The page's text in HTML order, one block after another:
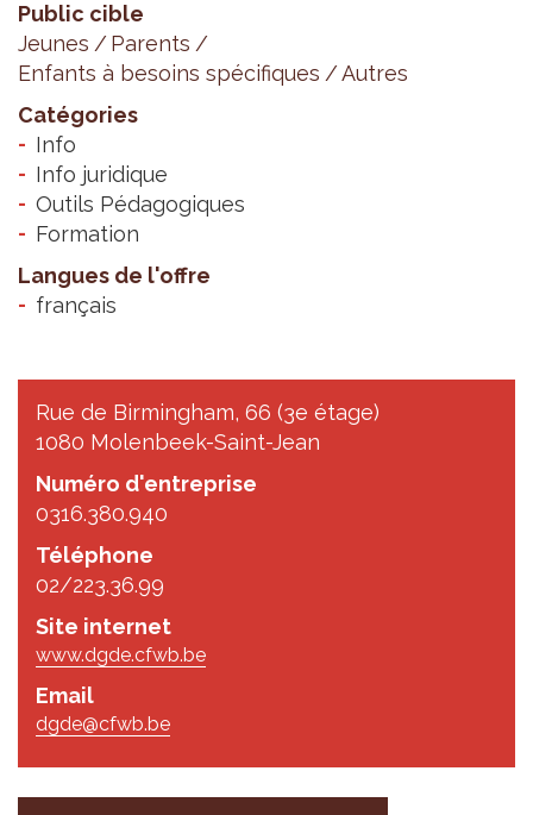
Public cible
Jeunes
Parents
Enfants à besoins spécifiques
Autres
Catégories
Info
Info juridique
Outils Pédagogiques
Formation
Langues de l'offre
français
Rue de Birmingham, 66 (3e étage)
1080 Molenbeek-Saint-Jean
Numéro d'entreprise
0316.380.940
Téléphone
02/223.36.99
Site internet
www.dgde.cfwb.be
Email
dgde@cfwb.be